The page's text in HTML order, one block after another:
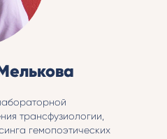
трансфузиологии,
гемопоэтических